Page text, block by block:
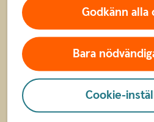
Godkänn alla
Bara
Cookie-
Räkna på ränta-kalkylator
Sparkalkylator
Bolånekalkyl
Räkna på billån
Räkna ut pension